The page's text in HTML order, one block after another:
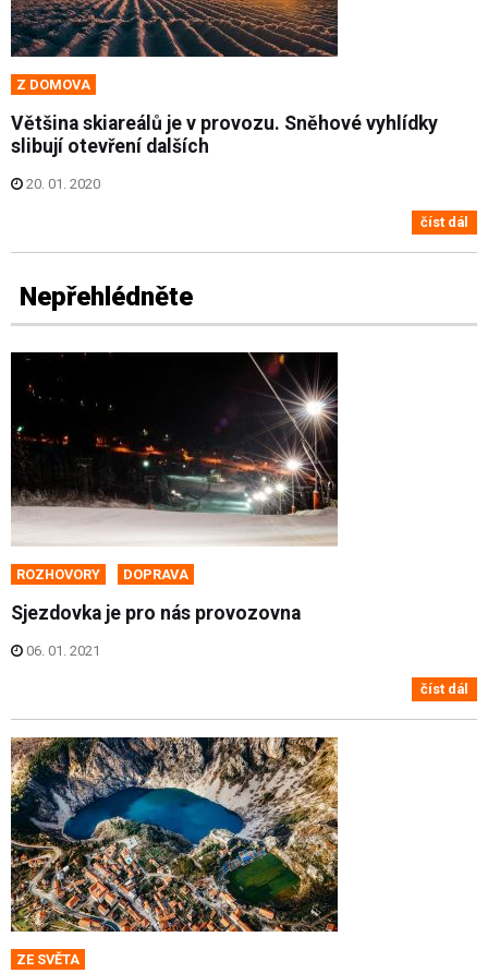
Z DOMOVA
Většina skiareálů je v provozu. Sněhové vyhlídky
slibují otevření dalších
20. 01. 2020
číst dál
Nepřehlédněte
ROZHOVORY DOPRAVA
Sjezdovka je pro nás provozovna
06. 01. 2021
číst dál
ZE SVĚTA